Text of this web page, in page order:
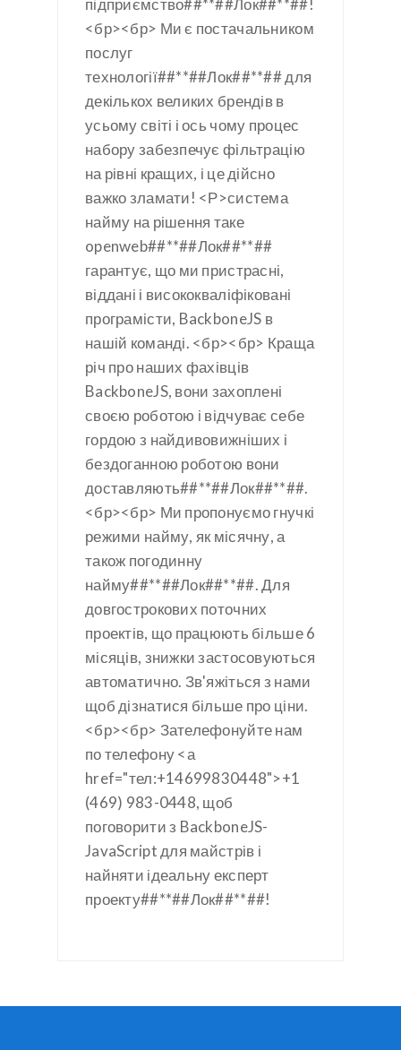
<бр><бр> Ми є постачальником
послуг
технології##**##Лок##**## для
декількох великих брендів в
усьому світі і ось чому процес
набору забезпечує фільтрацію
на рівні кращих, і це дійсно
важко зламати! <Р>система
найму на рішення таке
openweb##**##Лок##**##
гарантує, що ми пристрасні,
віддані і висококваліфіковані
програмісти, BackboneJS в
нашій команді. <бр><бр> Краща
річ про наших фахівців
BackboneJS, вони захоплені
своєю роботою і відчуває себе
гордою з найдивовижніших і
бездоганною роботою вони
доставляють##**##Лок##**##.
<бр><бр> Ми пропонуємо гнучкі
режими найму, як місячну, а
також погодинну
найму##**##Лок##**##. Для
довгострокових поточних
проектів, що працюють більше 6
місяців, знижки застосовуються
автоматично. Зв'яжіться з нами
щоб дізнатися більше про ціни.
<бр><бр> Зателефонуйте нам
по телефону <а
href="тел:+14699830448">+1
(469) 983-0448, щоб
поговорити з BackboneJS-
JavaScript для майстрів і
найняти ідеальну експерт
проекту##**##Лок##**##!